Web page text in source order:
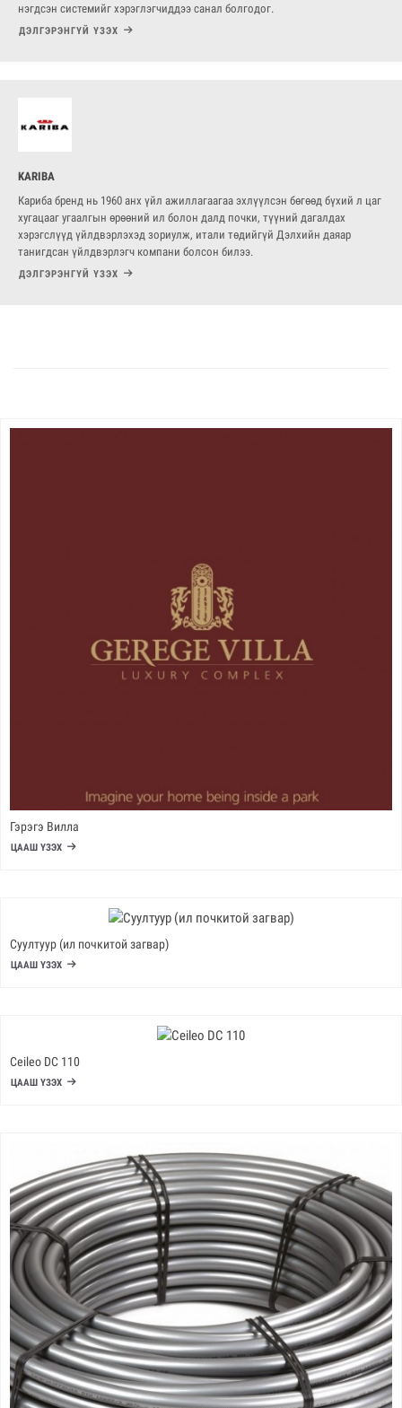
нэгдсэн системийг хэрэглэгчиддээ санал болгодог.
ДЭЛГЭРЭНГҮЙ ҮЗЭХ
KARIBA
Кариба бренд нь 1960 анх үйл ажиллагаагаа эхлүүлсэн бөгөөд бүхий л цаг
хугацааг угаалгын өрөөний ил болон далд почки, түүний дагалдах
хэрэгслүүд үйлдвэрлэхэд зориулж, итали төдийгүй Дэлхийн даяар
танигдсан үйлдвэрлэгч компани болсон билээ.
ДЭЛГЭРЭНГҮЙ ҮЗЭХ
Гэрэгэ Вилла
ЦААШ ҮЗЭХ
Суултуур (ил почкитой загвар)
ЦААШ ҮЗЭХ
Ceileo DC 110
ЦААШ ҮЗЭХ